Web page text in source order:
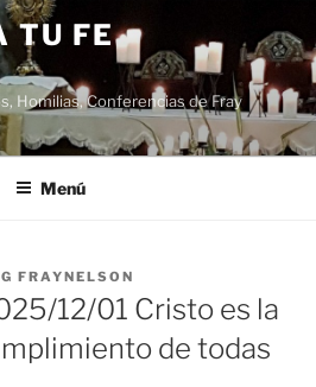
TU FE
Homilias, Conferencias de Fray
Menú
FRAYNELSON
12/01 Cristo es la
de todas